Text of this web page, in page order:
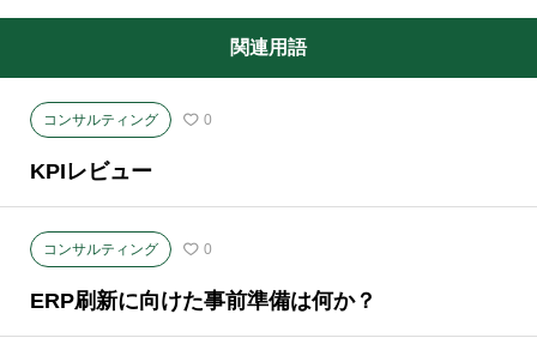
関連用語
コンサルティング 0
KPIレビュー
コンサルティング 0
ERP刷新に向けた事前準備は何か？